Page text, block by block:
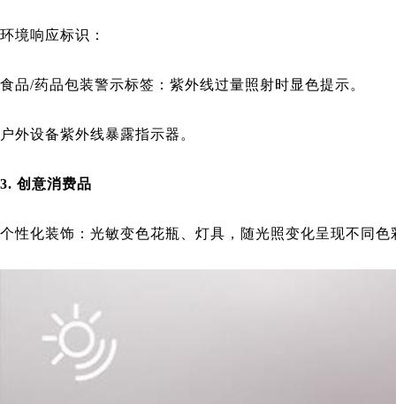
环境响应标识：
食品/药品包装警示标签：紫外线过量照射时显色提示。
户外设备紫外线暴露指示器。
3. 创意消费品
个性化装饰：光敏变色花瓶、灯具，随光照变化呈现不同色